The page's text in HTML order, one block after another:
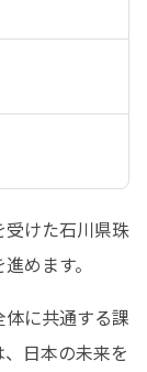
けた石川県珠
めます。
に共通する課
日本の未来を